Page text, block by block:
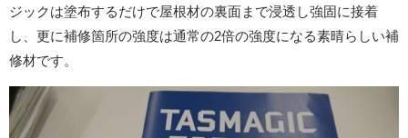
ジックは塗布するだけで屋根材の裏面まで浸透し強固に接着
し、更に補修箇所の強度は通常の2倍の強度になる素晴らしい補
修材です。